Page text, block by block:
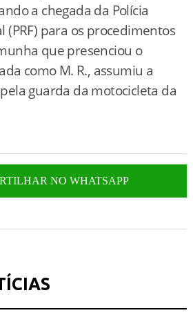
a chegada da Polícia
(PRF) para os procedimentos
que presenciou o
como M. R., assumiu a
guarda da motocicleta da
NO WHATSAPP